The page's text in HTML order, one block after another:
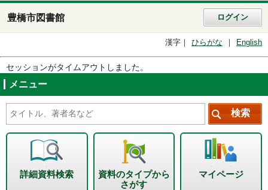
豊橋市図書館 ログイン
漢字 ひらがな English
セッションがタイムアウトしました。
メニュー
詳細資料検索
資料のタイプから
さがす
マイページ